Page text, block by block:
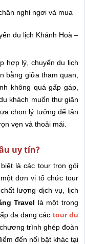
nghỉ ngơi và mua
du lịch Khánh Hoà –
hợp lý, chuyến du lịch
bằng giữa tham quan,
không quá gấp gáp,
khách muốn thư giãn
chọn lý tưởng để tận
vẹn và thoải mái.
uy tín?
là các tour trọn gói
đơn vị tổ chức tour
lượng dịch vụ, lịch
Travel là một trong
đa dạng các tour du
trình ghép đoàn
đến nổi bật khác tại